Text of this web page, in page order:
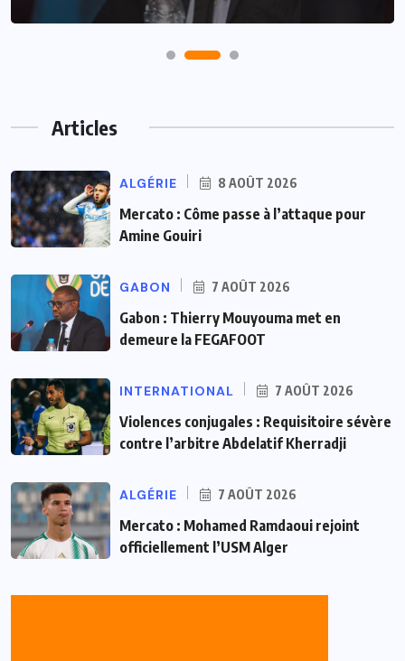
Articles
ALGÉRIE 8 AOÛT 2026
Mercato : Côme passe à l’attaque pour
Amine Gouiri
GABON 7 AOÛT 2026
Gabon : Thierry Mouyouma met en
demeure la FEGAFOOT
INTERNATIONAL 7 AOÛT 2026
Violences conjugales : Requisitoire sévère
contre l’arbitre Abdelatif Kherradji
ALGÉRIE 7 AOÛT 2026
Mercato : Mohamed Ramdaoui rejoint
officiellement l’USM Alger